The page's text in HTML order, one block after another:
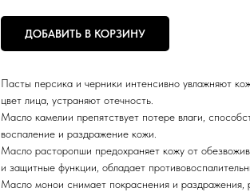
ДОБАВИТЬ В КОРЗИНУ
Пасты персика и черники интенсивно увлажняют
цвет лица, устраняют отечность.
Масло камелии препятствует потере влаги,
воспаление и раздражение кожи.
Масло расторопши предохраняет кожу от
и защитные функции, обладает
Масло монои снимает покраснения и раздражения,